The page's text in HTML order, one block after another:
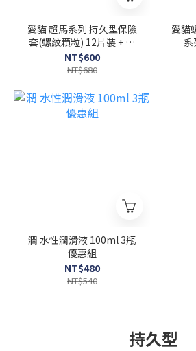
愛貓 超馬系列 持久型保險
套(螺紋顆粒) 12片裝 + 潤
水性潤滑液 100ml
NT$600
NT$680
愛貓
系
潤 水性潤滑液 100ml 3瓶
優惠組
NT$480
NT$540
持久型